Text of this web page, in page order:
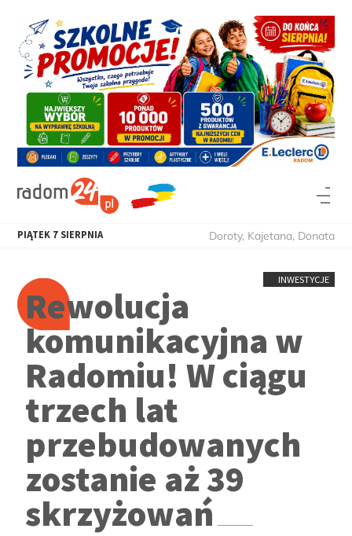
PIĄTEK 7 SIERPNIA Doroty, Kajetana, Donata
INWESTYCJE
Rewolucja
komunikacyjna w
Radomiu! W ciągu
trzech lat
przebudowanych
zostanie aż 39
skrzyżowań